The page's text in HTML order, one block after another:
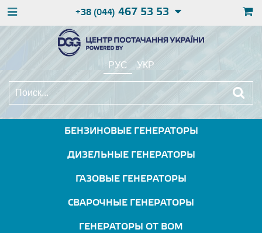
+38 (044) 467 53 53
РУС УКР
БЕНЗИНОВЫЕ ГЕНЕРАТОРЫ
ДИЗЕЛЬНЫЕ ГЕНЕРАТОРЫ
ГАЗОВЫЕ ГЕНЕРАТОРЫ
СВАРОЧНЫЕ ГЕНЕРАТОРЫ
ГЕНЕРАТОРЫ ОТ ВОМ